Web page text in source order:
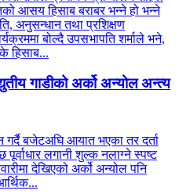
आसय हिसाब बराबर भन्ने हो भन्ने
अनुसन्धान तथा प्रशिक्षण
बोल्दै उपसभापति शर्माले भने,
हिसाब...
गाडीको अर्को अन्योल अन्त्य
बजेटअघि आयात भएका तर दर्ता
पूर्वाधार लगानी शुल्क नलाग्ने स्पष्ट
देखिएको अर्को अन्योल पनि